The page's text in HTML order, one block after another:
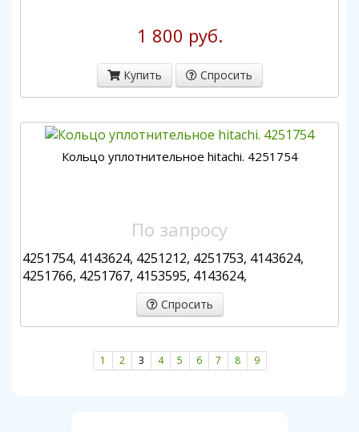
1 800 руб.
Купить Спросить
Кольцо уплотнительное hitachi. 4251754
По запросу
4251754, 4143624, 4251212, 4251753, 4143624,
4251766, 4251767, 4153595, 4143624,
Спросить
1 2 3 4 5 6 7 8 9